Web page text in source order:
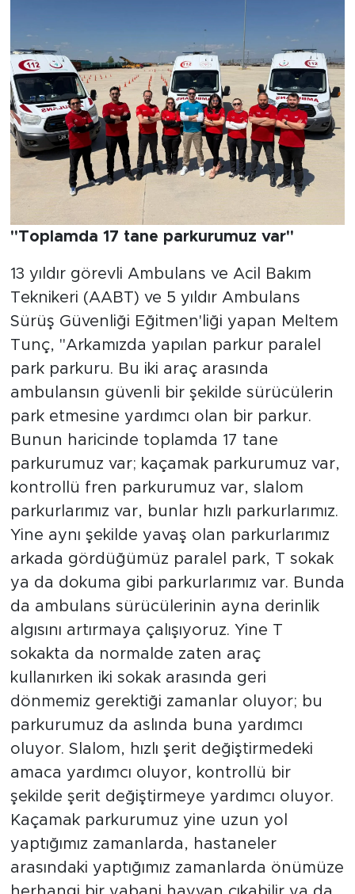
"Toplamda 17 tane parkurumuz var"
13 yıldır görevli Ambulans ve Acil Bakım
Teknikeri (AABT) ve 5 yıldır Ambulans
Sürüş Güvenliği Eğitmen'liği yapan Meltem
Tunç, "Arkamızda yapılan parkur paralel
park parkuru. Bu iki araç arasında
ambulansın güvenli bir şekilde sürücülerin
park etmesine yardımcı olan bir parkur.
Bunun haricinde toplamda 17 tane
parkurumuz var; kaçamak parkurumuz var,
kontrollü fren parkurumuz var, slalom
parkurlarımız var, bunlar hızlı parkurlarımız.
Yine aynı şekilde yavaş olan parkurlarımız
arkada gördüğümüz paralel park, T sokak
ya da dokuma gibi parkurlarımız var. Bunda
da ambulans sürücülerinin ayna derinlik
algısını artırmaya çalışıyoruz. Yine T
sokakta da normalde zaten araç
kullanırken iki sokak arasında geri
dönmemiz gerektiği zamanlar oluyor; bu
parkurumuz da aslında buna yardımcı
oluyor. Slalom, hızlı şerit değiştirmedeki
amaca yardımcı oluyor, kontrollü bir
şekilde şerit değiştirmeye yardımcı oluyor.
Kaçamak parkurumuz yine uzun yol
yaptığımız zamanlarda, hastaneler
arasındaki yaptığımız zamanlarda önümüze